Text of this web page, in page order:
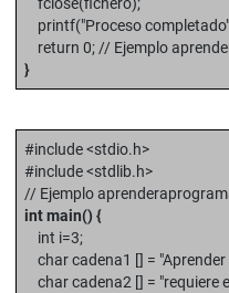
printf("Proceso
return 0; // Ejemplo
}
#include <stdio.h>
#include <stdlib.h>
// Ejemplo
int main() {
int i=3;
char cadena1 [] =
char cadena2 [] = "requiere